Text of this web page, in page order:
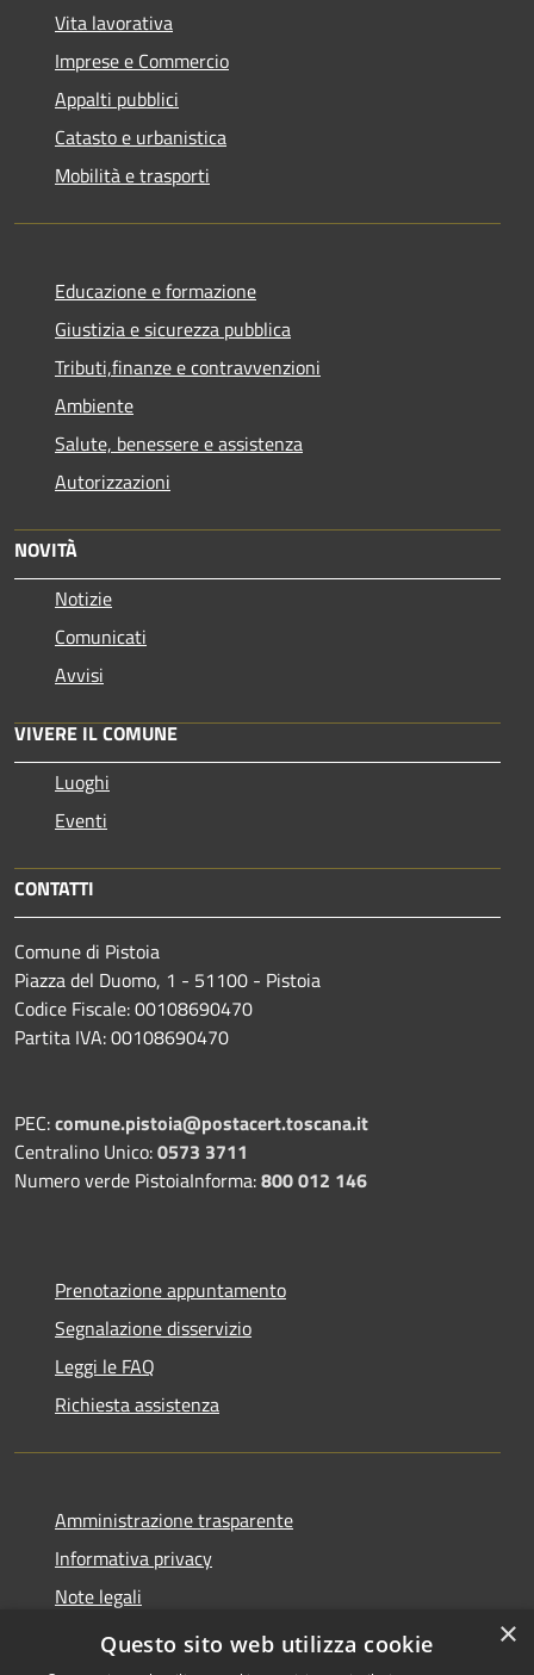
Vita lavorativa
Imprese e Commercio
Appalti pubblici
Catasto e urbanistica
Mobilità e trasporti
Educazione e formazione
Giustizia e sicurezza pubblica
Tributi,finanze e contravvenzioni
Ambiente
Salute, benessere e assistenza
Autorizzazioni
NOVITÀ
Notizie
Comunicati
Avvisi
VIVERE IL COMUNE
Luoghi
Eventi
CONTATTI
Comune di Pistoia
Piazza del Duomo, 1 - 51100 - Pistoia
Codice Fiscale: 00108690470
Partita IVA: 00108690470
PEC:comune.pistoia@postacert.toscana.it
Centralino Unico:0573 3711
Numero verde PistoiaInforma:800 012 146
Prenotazione appuntamento
Segnalazione disservizio
Leggi le FAQ
Richiesta assistenza
Amministrazione trasparente
Informativa privacy
Note legali
Dichiarazione di accessibilità
×
Questo sito web utilizza cookie